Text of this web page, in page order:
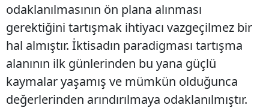
odaklanılmasının ön plana alınması
gerektiğini tartışmak ihtiyacı vazgeçilmez bir
hal almıştır. İktisadın paradigması tartışma
alanının ilk günlerinden bu yana güçlü
kaymalar yaşamış ve mümkün olduğunca
değerlerinden arındırılmaya odaklanılmıştır.